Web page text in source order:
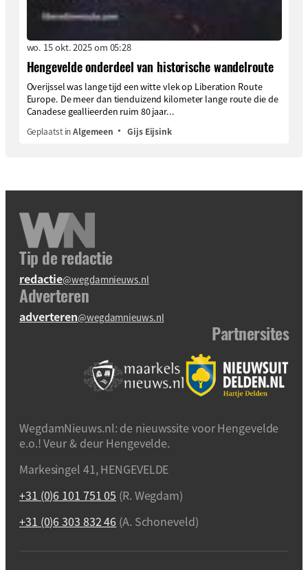
wo. 15 okt. 2025 om 05:28
Hengevelde onderdeel van historische wandelroute
Overijssel was lange tijd een witte vlek op Liberation Route
Europe. De meer dan tienduizend kilometer lange route die de
Canadese geallieerden ruim 80 jaar...
Geplaatst inAlgemeen Gijs Eijsink
Tip de redactie
redactie@wegdamnieuws.nl
Adverteren
adverteren@wegdamnieuws.nl
Partnersites
WegdamNieuws.nl: de nieuwssite voor Hengevelde
e.o.! Veur & deur Hengevelde.
Markesingel 41, HENGEVELDE
+31 (0)6 101 751 05 (R. Wegdam)
+31 (0)6 303 832 46 (A. Schoneveld)